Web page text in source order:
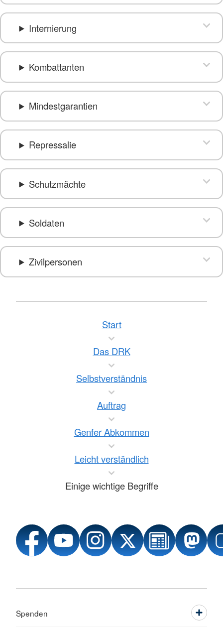
Internierung
Kombattanten
Mindestgarantien
Repressalie
Schutzmächte
Soldaten
Zivilpersonen
Start
Das DRK
Selbstverständnis
Auftrag
Genfer Abkommen
Leicht verständlich
Einige wichtige Begriffe
Spenden